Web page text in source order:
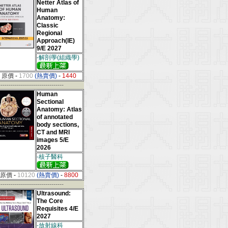
Netter Atlas of
Human
Anatomy:
Classic
Regional
Approach(IE)
9/E 2027
-解剖學(組織學)
原價 - 1700 (熱賣價) - 1440
Human
Sectional
Anatomy: Atlas
of annotated
body sections,
CT and MRI
images 5/E
2026
-核子醫科
原價 - 10120 (熱賣價) - 8800
Ultrasound:
The Core
Requisites 4/E
2027
-放射線科